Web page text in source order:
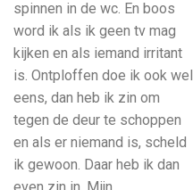
spinnen in de wc. En boos
word ik als ik geen tv mag
kijken en als iemand irritant
is. Ontploffen doe ik ook wel
eens, dan heb ik zin om
tegen de deur te schoppen
en als er niemand is, scheld
ik gewoon. Daar heb ik dan